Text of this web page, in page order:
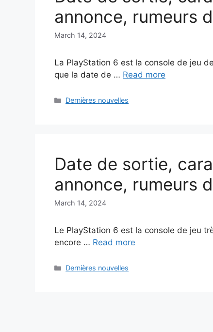
annonce, rumeurs
March 14, 2024
La PlayStation 6 est la console de jeu
que la date de … Read more
Categories
Dernières nouvelles
Date de sortie,
annonce, rumeurs
March 14, 2024
Le PlayStation 6 est la console de jeu
encore … Read more
Categories
Dernières nouvelles